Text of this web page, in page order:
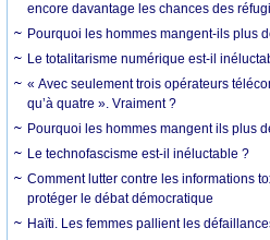
encore davantage les chances des
Pourquoi les hommes mangent-ils plus
Le totalitarisme numérique est-il
« Avec seulement trois opérateurs
qu’à quatre ». Vraiment ?
Pourquoi les hommes mangent ils plus
Le technofascisme est-il inéluctable ?
Comment lutter contre les informations
protéger le débat démocratique
Haïti. Les femmes pallient les